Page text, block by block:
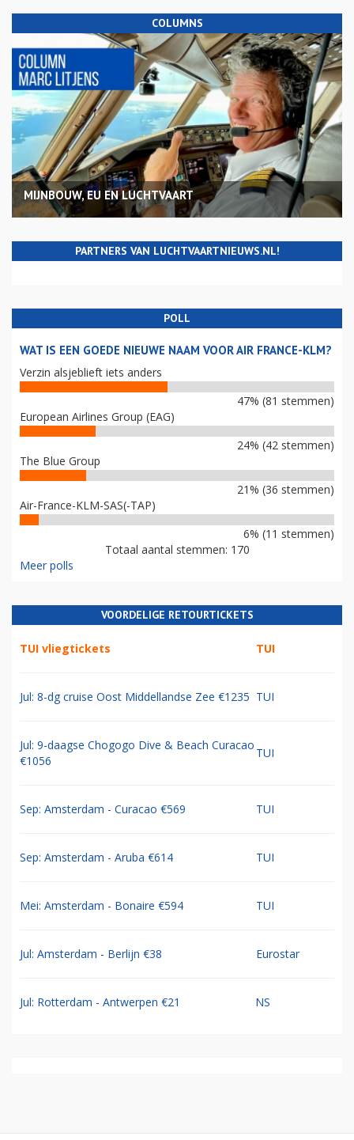
COLUMNS
MIJNBOUW, EU EN LUCHTVAART
PARTNERS VAN LUCHTVAARTNIEUWS.NL!
POLL
WAT IS EEN GOEDE NIEUWE NAAM VOOR AIR FRANCE-KLM?
Verzin alsjeblieft iets anders
47% (81 stemmen)
European Airlines Group (EAG)
24% (42 stemmen)
The Blue Group
21% (36 stemmen)
Air-France-KLM-SAS(-TAP)
6% (11 stemmen)
Totaal aantal stemmen: 170
Meer polls
VOORDELIGE RETOURTICKETS
TUI vliegtickets TUI
Jul: 8-dg cruise Oost Middellandse Zee €1235 TUI
Jul: 9-daagse Chogogo Dive & Beach Curacao
€1056
TUI
Sep: Amsterdam - Curacao €569 TUI
Sep: Amsterdam - Aruba €614 TUI
Mei: Amsterdam - Bonaire €594 TUI
Jul: Amsterdam - Berlijn €38 Eurostar
Jul: Rotterdam - Antwerpen €21 NS